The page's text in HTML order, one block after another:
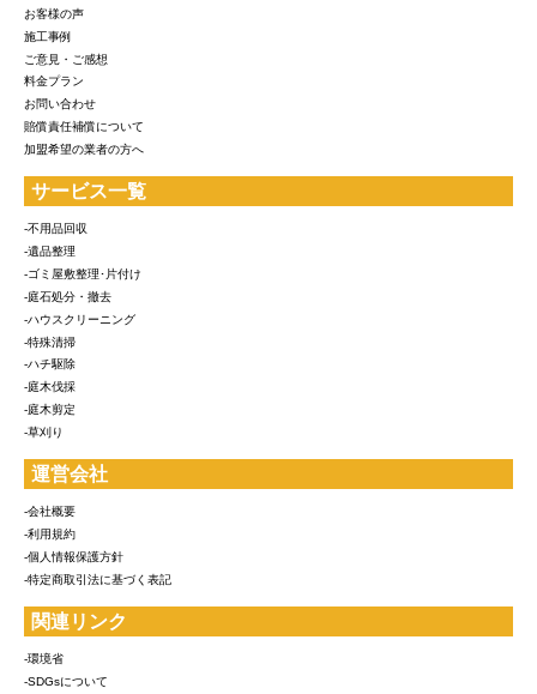
お客様の声
施工事例
ご意見・ご感想
料金プラン
お問い合わせ
賠償責任補償について
加盟希望の業者の方へ
サービス一覧
-不用品回収
-遺品整理
-ゴミ屋敷整理･片付け
-庭石処分・撤去
-ハウスクリーニング
-特殊清掃
-ハチ駆除
-庭木伐採
-庭木剪定
-草刈り
運営会社
-会社概要
-利用規約
-個人情報保護方針
-特定商取引法に基づく表記
関連リンク
-環境省
-SDGsについて